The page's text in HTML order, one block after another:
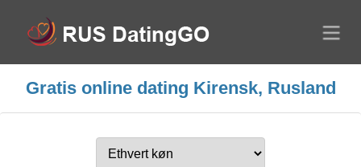
Gratis online dating Kirensk, Rusland